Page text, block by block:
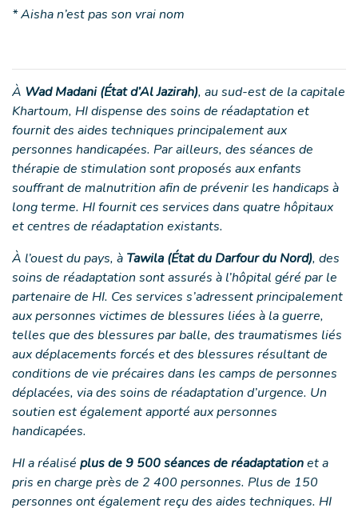
* Aisha n’est pas son vrai nom
À Wad Madani (État d’Al Jazirah), au sud-est de la capitale
Khartoum, HI dispense des soins de réadaptation et
fournit des aides techniques principalement aux
personnes handicapées. Par ailleurs, des séances de
thérapie de stimulation sont proposés aux enfants
souffrant de malnutrition afin de prévenir les handicaps à
long terme. HI fournit ces services dans quatre hôpitaux
et centres de réadaptation existants.
À l’ouest du pays, à Tawila (État du Darfour du Nord), des
soins de réadaptation sont assurés à l’hôpital géré par le
partenaire de HI. Ces services s’adressent principalement
aux personnes victimes de blessures liées à la guerre,
telles que des blessures par balle, des traumatismes liés
aux déplacements forcés et des blessures résultant de
conditions de vie précaires dans les camps de personnes
déplacées, via des soins de réadaptation d’urgence. Un
soutien est également apporté aux personnes
handicapées.
HI a réalisé plus de 9 500 séances de réadaptationet a
pris en charge près de 2 400 personnes. Plus de 150
personnes ont également reçu des aides techniques. HI